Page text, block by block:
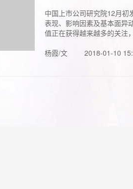
中国上市公司研究院12月初
表现、影响因素及基本面异
值正在获得越来越多的关注
杨霞/文
2018-01-10